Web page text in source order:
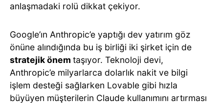
anlaşmadaki rolü dikkat çekiyor.
Google’ın Anthropic’e yaptığı dev yatırım göz
önüne alındığında bu iş birliği iki şirket için de
stratejik önem taşıyor. Teknoloji devi,
Anthropic’e milyarlarca dolarlık nakit ve bilgi
işlem desteği sağlarken Lovable gibi hızla
büyüyen müşterilerin Claude kullanımını artırması